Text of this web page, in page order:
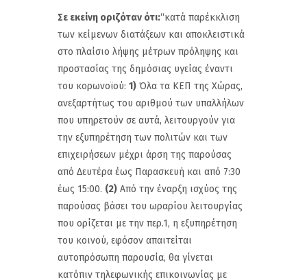
Σε εκείνη οριζόταν ότι:“κατά παρέκκλιση
των κείμενων διατάξεων και αποκλειστικά
στο πλαίσιο λήψης μέτρων πρόληψης και
προστασίας της δημόσιας υγείας έναντι
του κορωνοϊού: 1) Όλα τα ΚΕΠ της Χώρας,
ανεξαρτήτως του αριθμού των υπαλλήλων
που υπηρετούν σε αυτά, λειτουργούν για
την εξυπηρέτηση των πολιτών και των
επιχειρήσεων μέχρι άρση της παρούσας
από Δευτέρα έως Παρασκευή και από 7:30
έως 15:00. (2) Από την έναρξη ισχύος της
παρούσας βάσει του ωραρίου λειτουργίας
που ορίζεται με την περ.1, η εξυπηρέτηση
του κοινού, εφόσον απαιτείται
αυτοπρόσωπη παρουσία, θα γίνεται
κατόπιν τηλεφωνικής επικοινωνίας με